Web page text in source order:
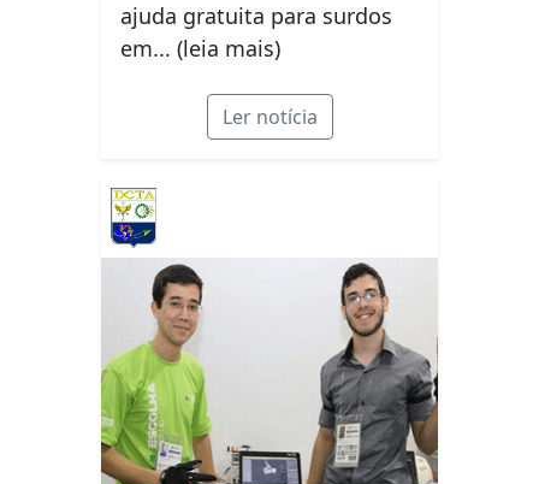
ajuda gratuita para surdos
em... (leia mais)
Ler notícia